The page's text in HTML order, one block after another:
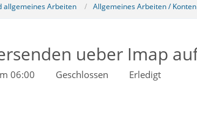
allgemeines Arbeiten Allgemeines Arbeiten /
ueber Imap
06:00 Geschlossen Erledigt